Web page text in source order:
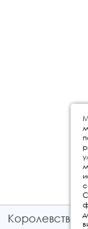
Королевство